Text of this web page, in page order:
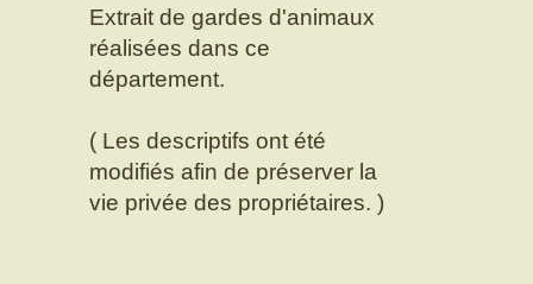
Extrait de gardes d'animaux
réalisées dans ce
département.
( Les descriptifs ont été
modifiés afin de préserver la
vie privée des propriétaires. )